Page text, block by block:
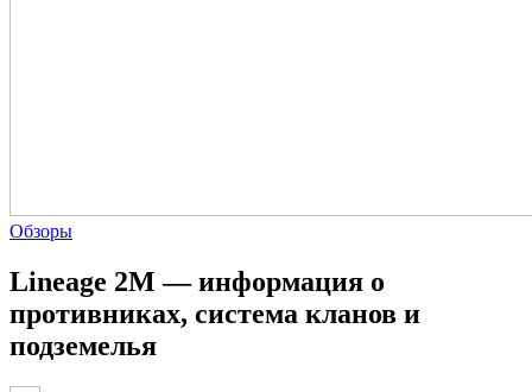
Обзоры
Lineage 2M — информация о
противниках, система кланов и
подземелья